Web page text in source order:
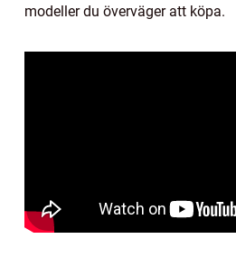
modeller du överväger att köpa.